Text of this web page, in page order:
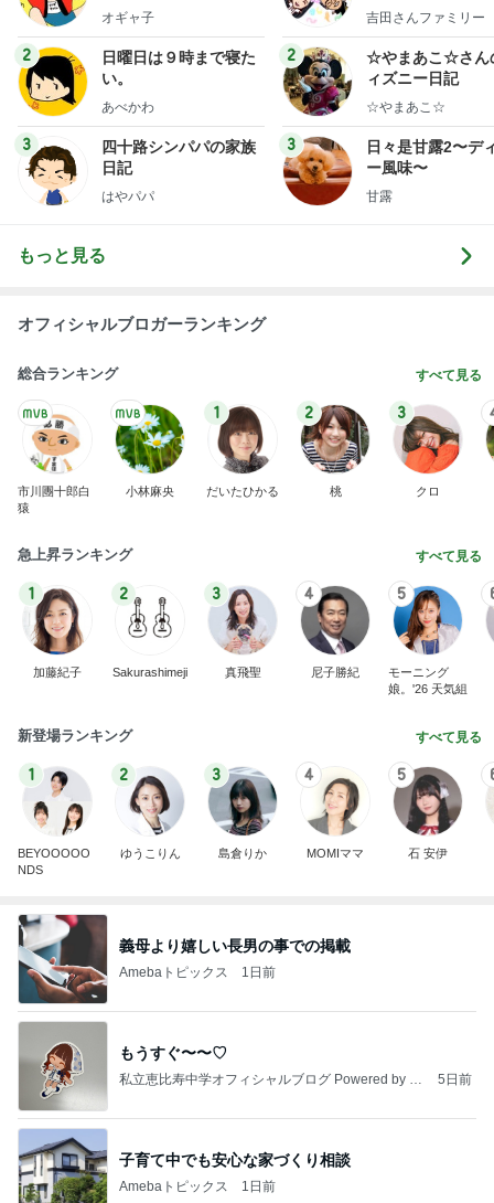
オギャ子
2
日曜日は９時まで寝た
い。
あべかわ
3
四十路シンパパの家族
日記
はやパパ
y Ameba 吉田さ
ログ
吉田さんファミリー
2
☆やまあこ☆さん
ィズニー日記
☆やまあこ☆
3
日々是甘露2〜デ
ー風味〜
甘露
もっと見る
オフィシャルブロガーランキング
総合ランキング すべて見る
市川團十郎白
猿
小林麻央
1
だいたひかる
2
桃
3
クロ
急上昇ランキング すべて見る
1
加藤紀子
2
Sakurashimeji
3
真飛聖
4
尼子勝紀
5
モーニング
娘。'26 天気組
新登場ランキング すべて見る
1
BEYOOOOO
NDS
2
ゆうこりん
3
島倉りか
4
MOMIママ
5
石 安伊
義母より嬉しい長男の事での掲載
Amebaトピックス 1日前
もうすぐ〜〜♡
私立恵比寿中学オフィシャルブログ Powered by A
5日前
子育て中でも安心な家づくり相談
Amebaトピックス 1日前